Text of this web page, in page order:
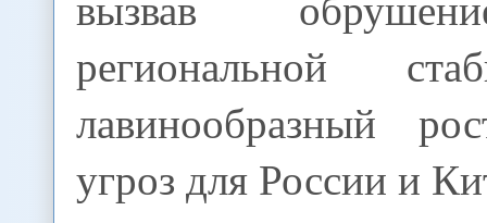
региональной
лавинообразный
угроз для России и